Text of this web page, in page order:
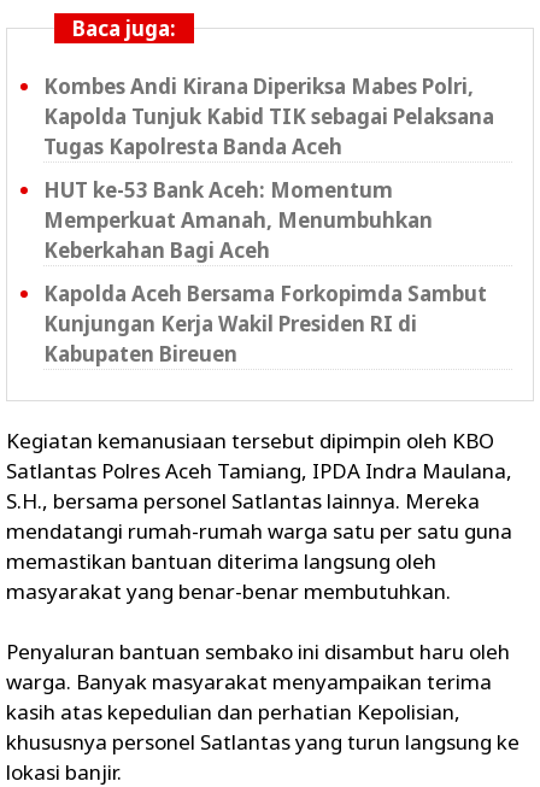
Baca juga:
Kombes Andi Kirana Diperiksa Mabes Polri,
Kapolda Tunjuk Kabid TIK sebagai Pelaksana
Tugas Kapolresta Banda Aceh
HUT ke-53 Bank Aceh: Momentum
Memperkuat Amanah, Menumbuhkan
Keberkahan Bagi Aceh
Kapolda Aceh Bersama Forkopimda Sambut
Kunjungan Kerja Wakil Presiden RI di
Kabupaten Bireuen
Kegiatan kemanusiaan tersebut dipimpin oleh KBO
Satlantas Polres Aceh Tamiang, IPDA Indra Maulana,
S.H., bersama personel Satlantas lainnya. Mereka
mendatangi rumah-rumah warga satu per satu guna
memastikan bantuan diterima langsung oleh
masyarakat yang benar-benar membutuhkan.
Penyaluran bantuan sembako ini disambut haru oleh
warga. Banyak masyarakat menyampaikan terima
kasih atas kepedulian dan perhatian Kepolisian,
khususnya personel Satlantas yang turun langsung ke
lokasi banjir.